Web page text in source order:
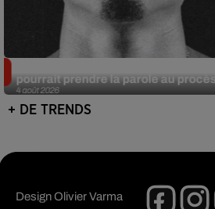
4 août 2026
pourrait prendre la parole au procès
+ DE TRENDS
DesignOlivier Varma